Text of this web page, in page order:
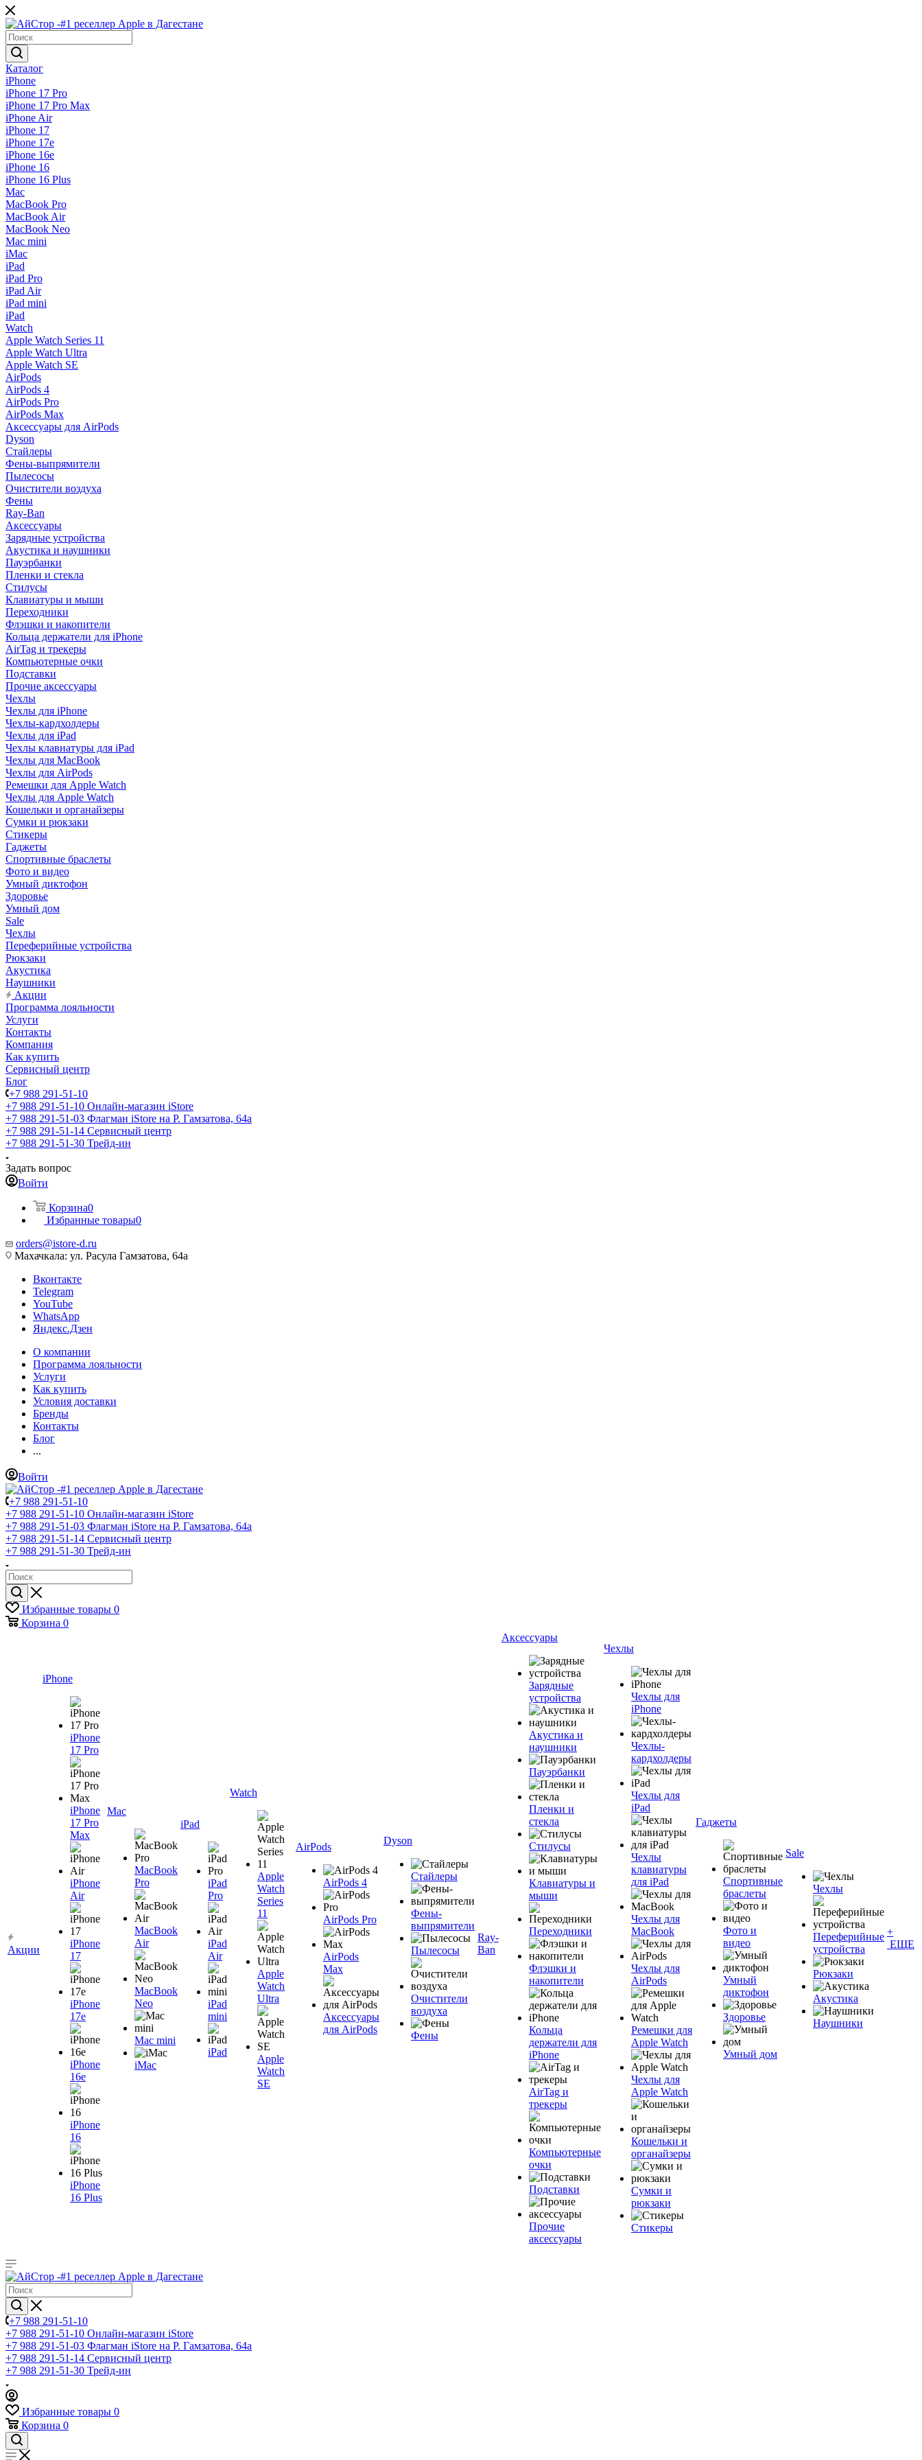
Каталог
iPhone
iPhone 17 Pro
iPhone 17 Pro Max
iPhone Air
iPhone 17
iPhone 17e
iPhone 16e
iPhone 16
iPhone 16 Plus
Mac
MacBook Pro
MacBook Air
MacBook Neo
Mac mini
iMac
iPad
iPad Pro
iPad Air
iPad mini
iPad
Watch
Apple Watch Series 11
Apple Watch Ultra
Apple Watch SE
AirPods
AirPods 4
AirPods Pro
AirPods Max
Аксессуары для AirPods
Dyson
Стайлеры
Фены-выпрямители
Пылесосы
Очистители воздуха
Фены
Ray-Ban
Аксессуары
Зарядные устройства
Акустика и наушники
Пауэрбанки
Пленки и стекла
Стилусы
Клавиатуры и мыши
Переходники
Флэшки и накопители
Кольца держатели для iPhone
AirTag и трекеры
Компьютерные очки
Подставки
Прочие аксессуары
Чехлы
Чехлы для iPhone
Чехлы-кардхолдеры
Чехлы для iPad
Чехлы клавиатуры для iPad
Чехлы для MacBook
Чехлы для AirPods
Ремешки для Apple Watch
Чехлы для Apple Watch
Кошельки и органайзеры
Сумки и рюкзаки
Стикеры
Гаджеты
Спортивные браслеты
Фото и видео
Умный диктофон
Здоровье
Умный дом
Sale
Чехлы
Переферийные устройства
Рюкзаки
Акустика
Наушники
Акции
Программа лояльности
Услуги
Контакты
Компания
Как купить
Сервисный центр
Блог
+7 988 291-51-10
+7 988 291-51-10 Онлайн-магазин iStore
+7 988 291-51-03 Флагман iStore на Р. Гамзатова, 64а
+7 988 291-51-14 Сервисный центр
+7 988 291-51-30 Трейд-ин
Задать вопрос
Войти
Корзина0
Избранные товары0
orders@istore-d.ru
Махачкала: ул. Расула Гамзатова, 64а
Вконтакте
Telegram
YouTube
WhatsApp
Яндекс.Дзен
О компании
Программа лояльности
Услуги
Как купить
Условия доставки
Бренды
Контакты
Блог
...
Войти
+7 988 291-51-10
+7 988 291-51-10 Онлайн-магазин iStore
+7 988 291-51-03 Флагман iStore на Р. Гамзатова, 64а
+7 988 291-51-14 Сервисный центр
+7 988 291-51-30 Трейд-ин
Избранные товары 0
Корзина 0
Акции
iPhone
iPhone
17 Pro
iPhone
17 Pro
Max
iPhone
Air
iPhone
17
iPhone
17e
iPhone
16e
iPhone
16
iPhone
16 Plus
Mac
MacBook
Pro
MacBook
Air
MacBook
Neo
Mac mini
iMac
iPad
iPad
Pro
iPad
Air
iPad
mini
iPad
Watch
Apple
Watch
Series
11
Apple
Watch
Ultra
Apple
Watch
SE
AirPods
AirPods 4
AirPods Pro
AirPods
Max
Аксессуары
для AirPods
Dyson
Стайлеры
Фены-
выпрямители
Пылесосы
Очистители
воздуха
Фены
Ray-
Ban
Аксессуары
Зарядные
устройства
Акустика и
наушники
Пауэрбанки
Пленки и
стекла
Стилусы
Клавиатуры и
мыши
Переходники
Флэшки и
накопители
Кольца
держатели для
iPhone
AirTag и
трекеры
Компьютерные
очки
Подставки
Прочие
аксессуары
Чехлы
Чехлы для
iPhone
Чехлы-
кардхолдеры
Чехлы для
iPad
Чехлы
клавиатуры
для iPad
Чехлы для
MacBook
Чехлы для
AirPods
Ремешки для
Apple Watch
Чехлы для
Apple Watch
Кошельки и
органайзеры
Сумки и
рюкзаки
Стикеры
Гаджеты
Спортивные
браслеты
Фото и
видео
Умный
диктофон
Здоровье
Умный дом
Sale
Чехлы
Переферийные
устройства
Рюкзаки
Акустика
Наушники
+
ЕЩЕ
+7 988 291-51-10
+7 988 291-51-10 Онлайн-магазин iStore
+7 988 291-51-03 Флагман iStore на Р. Гамзатова, 64а
+7 988 291-51-14 Сервисный центр
+7 988 291-51-30 Трейд-ин
Избранные товары 0
Корзина 0